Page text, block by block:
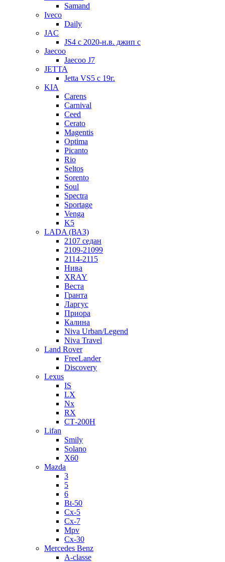
Samand
Iveco
Daily
JAC
JS4 с 2020-н.в. джип с
Jaecoo
Jaecoo J7
JETTA
Jetta VS5 с 19г.
KIA
Carens
Carnival
Ceed
Cerato
Magentis
Optima
Picanto
Rio
Seltos
Sorento
Soul
Spectra
Sportage
Venga
K5
LADA (ВАЗ)
2107 седан
2109-21099
2114-2115
Нива
XRAY
Веста
Гранта
Ларгус
Приора
Калина
Niva Urban/Legend
Niva Travel
Land Rover
FreeLander
Discovery
Lexus
IS
LX
Nx
RX
СТ-200H
Lifan
Smily
Solano
X60
Mazda
3
5
6
Bt-50
Cx-5
Cx-7
Mpv
Cx-30
Mercedes Benz
A-classe